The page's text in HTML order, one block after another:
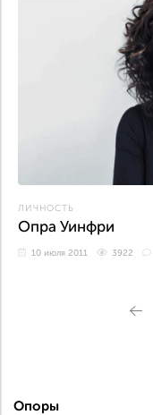
ЛИЧНОСТЬ
Опра Уинфри
10 июля 2011 3922
Опоры